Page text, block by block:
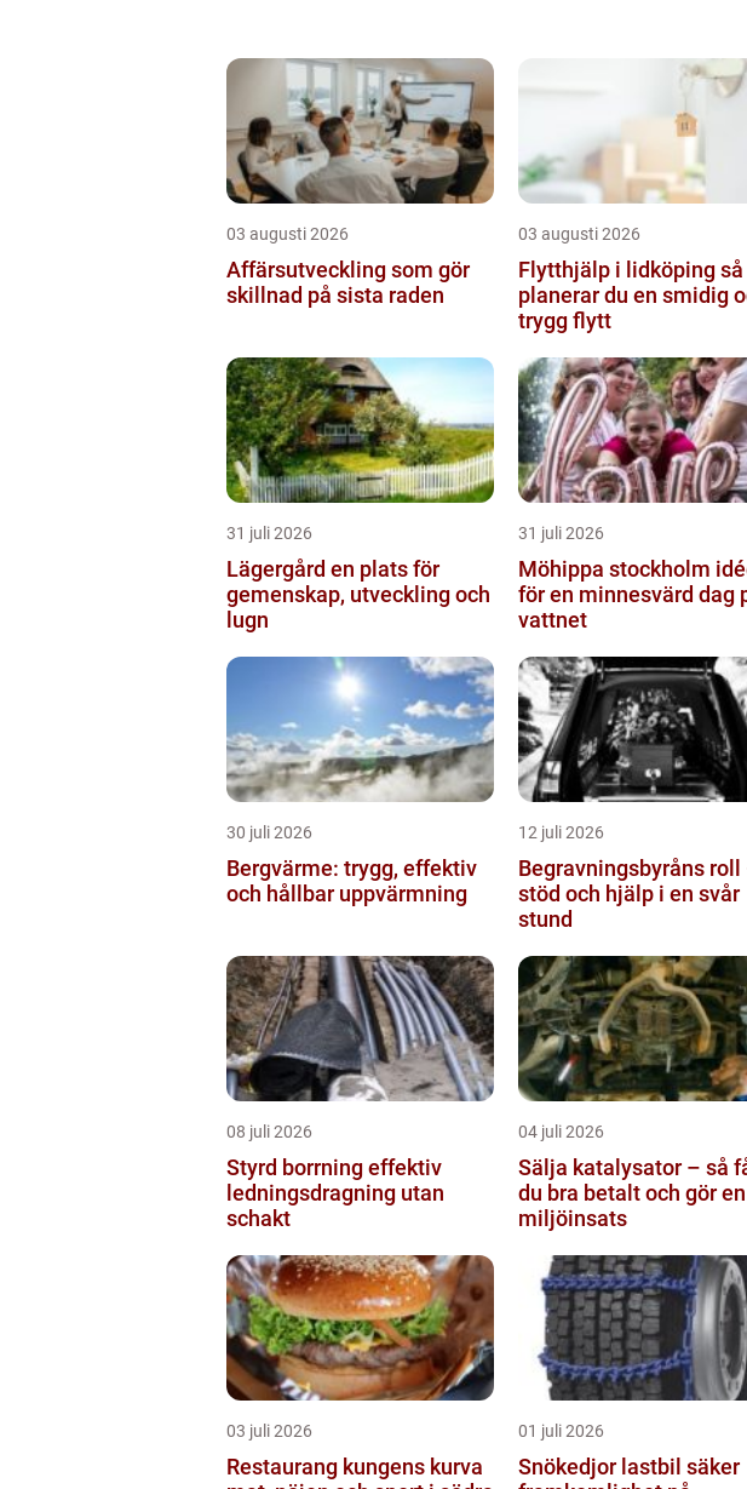
03 augusti 2026
Affärsutveckling som gör
skillnad på sista raden
03 augusti 2026
Flytthjälp i lidköping så
planerar du en smidig
trygg flytt
31 juli 2026
Lägergård en plats för
gemenskap, utveckling och
lugn
31 juli 2026
Möhippa stockholm idéer
för en minnesvärd dag
vattnet
30 juli 2026
Bergvärme: trygg, effektiv
och hållbar uppvärmning
12 juli 2026
Begravningsbyråns roll
stöd och hjälp i en svår
stund
08 juli 2026
Styrd borrning effektiv
ledningsdragning utan
schakt
04 juli 2026
Sälja katalysator – så
du bra betalt och gör en
miljöinsats
03 juli 2026
Restaurang kungens kurva
01 juli 2026
Snökedjor lastbil säker